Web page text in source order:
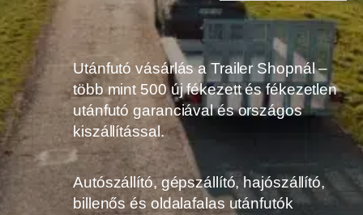
Utánfutó vásárlás a Trailer Shopnál –
több mint 500 új fékezett és fékezetlen
utánfutó garanciával és országos
kiszállítással.
Autószállító, gépszállító, hajószállító,
billenős és oldalafalas utánfutók